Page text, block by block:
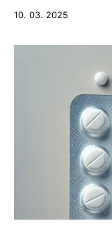
10. 03. 2025